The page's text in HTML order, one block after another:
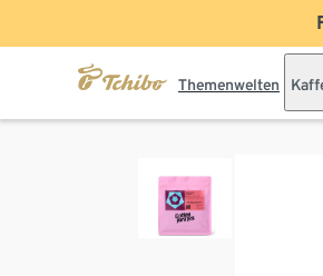
Themenwelten